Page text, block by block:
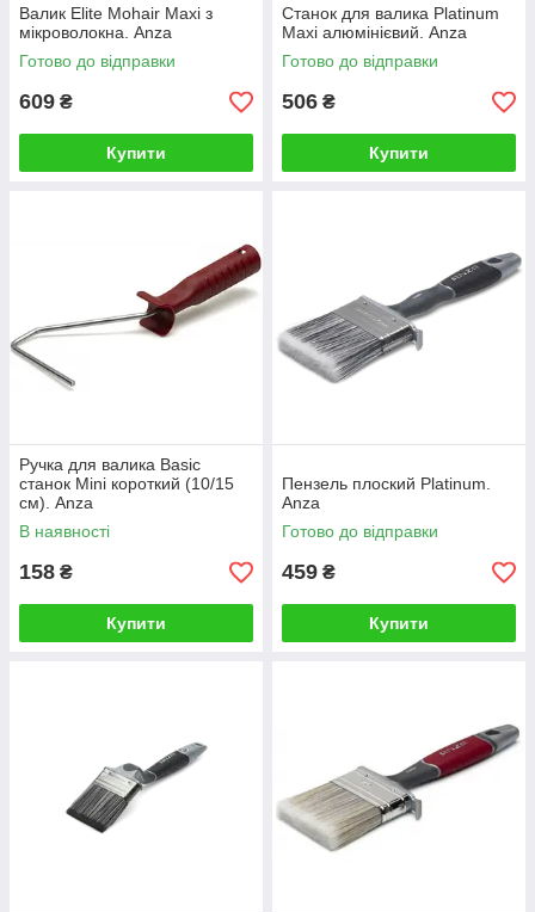
Валик Elite Mohair Maxi з
мікроволокна. Anza
Готово до відправки
609 ₴
Купити
Станок для валика Platinum
Maxi алюмінієвий. Anza
Готово до відправки
506 ₴
Купити
Ручка для валика Basic
станок Mini короткий (10/15
см). Anza
В наявності
158 ₴
Купити
Пензель плоский Platinum.
Anza
Готово до відправки
459 ₴
Купити